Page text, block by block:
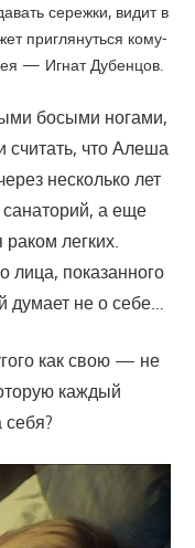
сережки, видит в
приглянуться кому-
— Игнат Дубенцов.
босыми ногами,
считать, что Алеша
несколько лет
санаторий, а еще
легких.
лица, показанного
думает не о себе…
как свою — не
каждый
себя?